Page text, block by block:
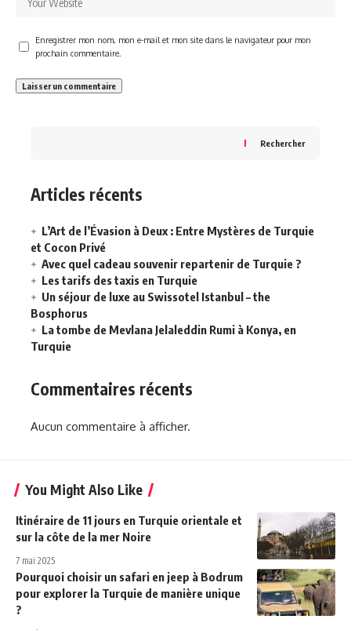
Enregistrer mon nom, mon e-mail et mon site dans le navigateur pour mon
prochain commentaire.
Rechercher
Articles récents
L’Art de l’Évasion à Deux : Entre Mystères de Turquie
et Cocon Privé
Avec quel cadeau souvenir repartenir de Turquie ?
Les tarifs des taxis en Turquie
Un séjour de luxe au Swissotel Istanbul – the
Bosphorus
La tombe de Mevlana Jelaleddin Rumi à Konya, en
Turquie
Commentaires récents
Aucun commentaire à afficher.
You Might Also Like
Itinéraire de 11 jours en Turquie orientale et
sur la côte de la mer Noire
7 mai 2025
Pourquoi choisir un safari en jeep à Bodrum
pour explorer la Turquie de manière unique
?